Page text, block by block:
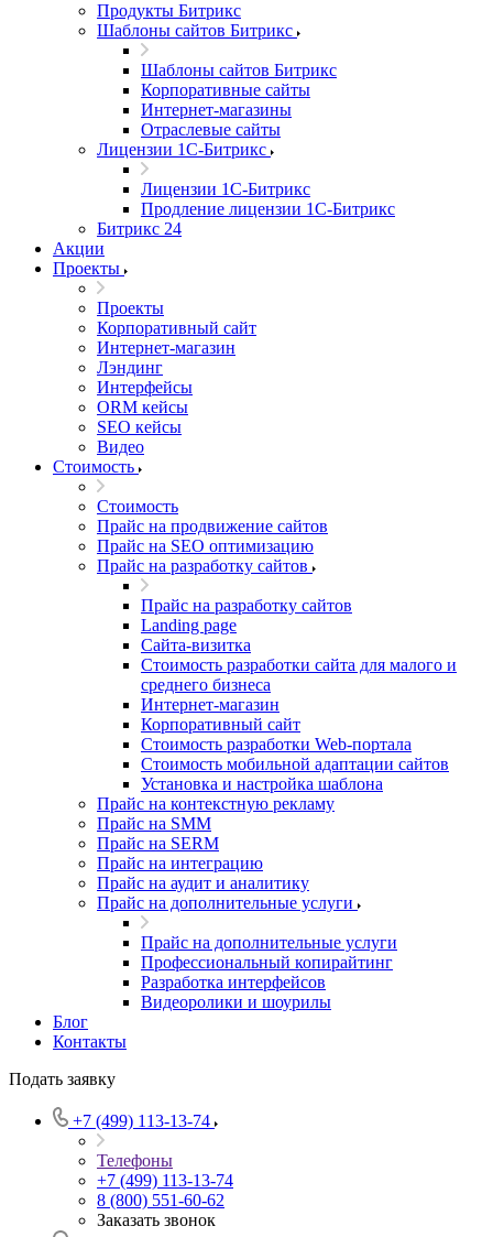
Продукты Битрикс
Шаблоны сайтов Битрикс
Шаблоны сайтов Битрикс
Корпоративные сайты
Интернет-магазины
Отраслевые сайты
Лицензии 1С-Битрикс
Лицензии 1С-Битрикс
Продление лицензии 1С-Битрикс
Битрикс 24
Акции
Проекты
Проекты
Корпоративный сайт
Интернет-магазин
Лэндинг
Интерфейсы
ORM кейсы
SEO кейсы
Видео
Стоимость
Стоимость
Прайс на продвижение сайтов
Прайс на SEO оптимизацию
Прайс на разработку сайтов
Прайс на разработку сайтов
Landing page
Cайта-визитка
Стоимость разработки сайта для малого и
среднего бизнеса
Интернет-магазин
Корпоративный сайт
Стоимость разработки Web-портала
Стоимость мобильной адаптации сайтов
Установка и настройка шаблона
Прайс на контекстную рекламу
Прайс на SMM
Прайс на SERM
Прайс на интеграцию
Прайс на аудит и аналитику
Прайс на дополнительные услуги
Прайс на дополнительные услуги
Профессиональный копирайтинг
Разработка интерфейсов
Видеоролики и шоурилы
Блог
Контакты
Подать заявку
+7 (499) 113-13-74
Телефоны
+7 (499) 113-13-74
8 (800) 551-60-62
Заказать звонок